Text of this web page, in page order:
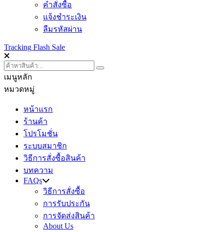
คำสั่งซื้อ
แจ้งชำระเงิน
ลืมรหัสผ่าน
Tracking Flash Sale
เมนูหลัก
หมวดหมู่
หน้าแรก
ร้านค้า
โปรโมชั่น
ระบบสมาชิก
วิธีการสั่งซื้อสินค้า
บทความ
FAQs
วิธีการสั่งซื้อ
การรับประกัน
การจัดส่งสินค้า
About Us